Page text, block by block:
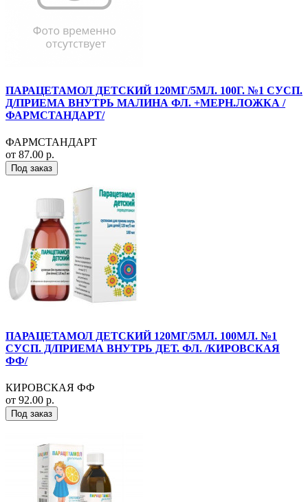
ПАРАЦЕТАМОЛ ДЕТСКИЙ 120МГ/5МЛ. 100Г. №1 СУСП.
Д/ПРИЕМА ВНУТРЬ МАЛИНА ФЛ. +МЕРН.ЛОЖКА /
ФАРМСТАНДАРТ/
ФАРМСТАНДАРТ
от 87.00 р.
Под заказ
ПАРАЦЕТАМОЛ ДЕТСКИЙ 120МГ/5МЛ. 100МЛ. №1
СУСП. Д/ПРИЕМА ВНУТРЬ ДЕТ. ФЛ. /КИРОВСКАЯ
ФФ/
КИРОВСКАЯ ФФ
от 92.00 р.
Под заказ